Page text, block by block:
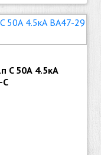
C 50А 4.5кА